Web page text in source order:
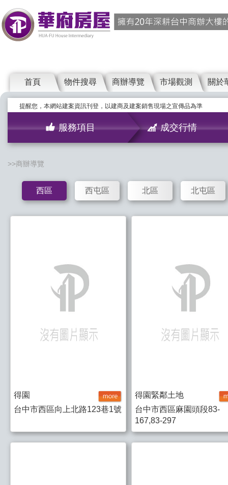
首頁 物件搜尋 商辦導覽 市場觀測 關於
提醒您，本網站建案資訊刊登，以建商及建案銷售現場之宣傳品為準
服務項目 成交行情
商辦導覽
西區 西屯區 北區 北屯區
得園
台中市西區向上北路123巷1號
得園緊鄰土地
台中市西區麻園頭段83-
167,83-297